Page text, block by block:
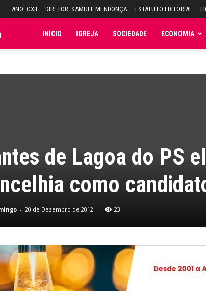
ANO: CXII DIRETOR: SAMUEL MENDONÇA ESTATUTO EDITORIAL
Folha INÍCIO IGREJA SOCIEDADE ECONOMIA
de Lagoa do PS
como
- 20 de Dezembro de 2012 23